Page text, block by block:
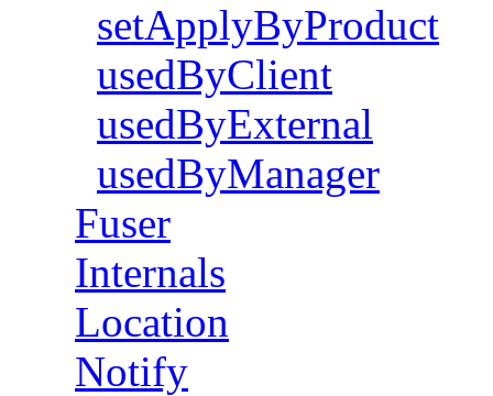
setApplyByProduct
usedByClient
usedByExternal
usedByManager
Fuser
Internals
Location
Notify